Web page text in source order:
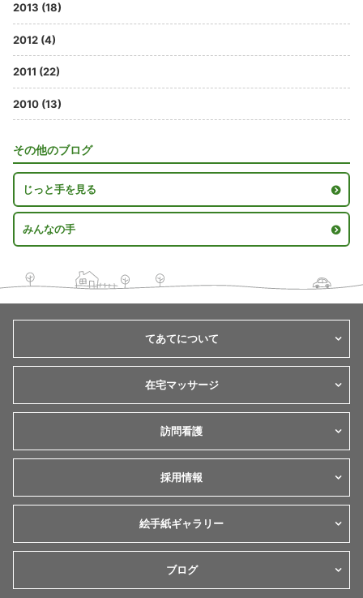
2013 (18)
2012 (4)
2011 (22)
2010 (13)
その他のブログ
じっと手を見る
みんなの手
てあてについて
在宅マッサージ
訪問看護
採用情報
絵手紙ギャラリー
ブログ